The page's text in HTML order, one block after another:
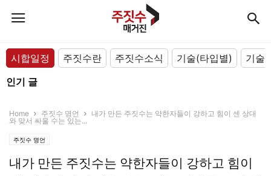
시합일정 주짓수란 주짓수소식 기술(타입별)
기술
인기 글
Home 주짓수 명언
내가 만든 주짓수는 약한자들이 강하고 힘이 센 상대
와 맞서 싸울 수는 있는...
주짓수 명언
내가 만든 주짓수는 약한자들이 강하고 힘이